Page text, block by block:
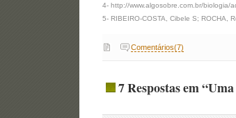
4- http://www.algosobre.com.br/biologia/
5- RIBEIRO-COSTA, Cibele S; ROCHA,
Comentários(7)
7 Respostas em